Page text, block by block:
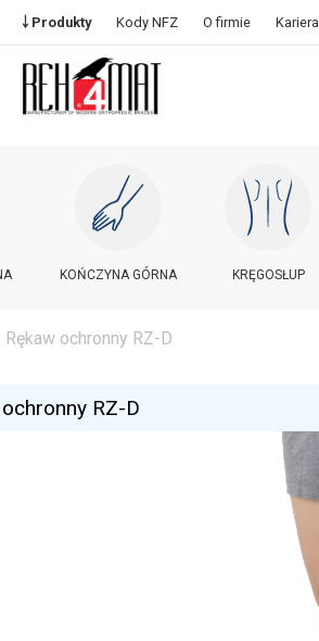
￬ Produkty Kody NFZ O firmie Kariera
KOŃCZYNA GÓRNA KRĘGOSŁUP
Rękaw ochronny RZ-D
RZ-D